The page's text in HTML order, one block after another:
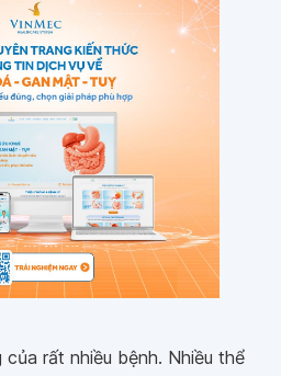
của rất nhiều bệnh. Nhiều thể